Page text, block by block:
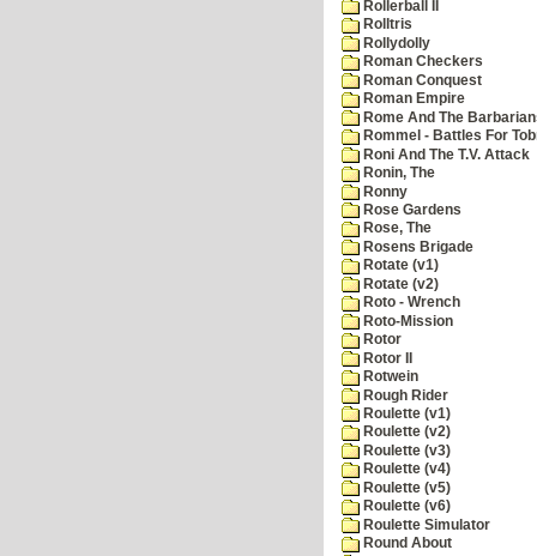
Rollerball II
Rolltris
Rollydolly
Roman Checkers
Roman Conquest
Roman Empire
Rome And The
Rommel - Battles For
Roni And The T.V. Attack
Ronin, The
Ronny
Rose Gardens
Rose, The
Rosens Brigade
Rotate (v1)
Rotate (v2)
Roto - Wrench
Roto-Mission
Rotor
Rotor II
Rotwein
Rough Rider
Roulette (v1)
Roulette (v2)
Roulette (v3)
Roulette (v4)
Roulette (v5)
Roulette (v6)
Roulette Simulator
Round About